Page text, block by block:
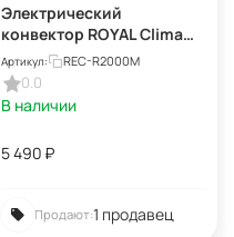
Электрический
конвектор ROYAL Clima
RIBERA Meccanico REC-
R2000M
Артикул: REC-R2000M
0.0
В наличии
5 490 ₽
Продают:1 продавец